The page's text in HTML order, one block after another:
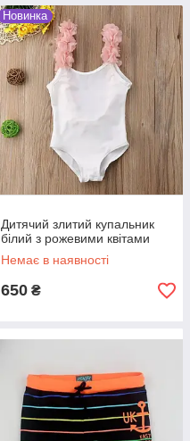
Новинка
Дитячий злитий купальник
білий з рожевими квітами
Немає в наявності
650 ₴